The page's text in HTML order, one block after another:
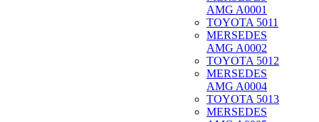
AMG A0001
TOYOTA 5011
MERSEDES
AMG A0002
TOYOTA 5012
MERSEDES
AMG A0004
TOYOTA 5013
MERSEDES